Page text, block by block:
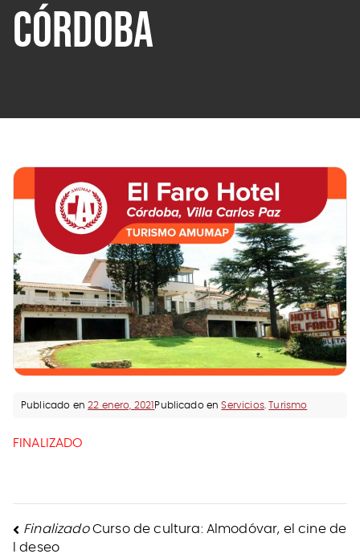
CÓRDOBA
Publicado en22 enero, 2021 Publicado enServicios.Turismo
FINALIZADO
NAVEGACIÓN
FinalizadoCurso de cultura: Almodóvar, el cine de
l deseo